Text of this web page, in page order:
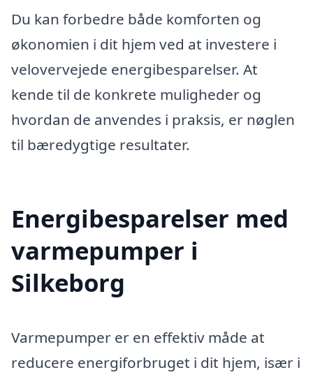
Du kan forbedre både komforten og
økonomien i dit hjem ved at investere i
velovervejede energibesparelser. At
kende til de konkrete muligheder og
hvordan de anvendes i praksis, er nøglen
til bæredygtige resultater.
Energibesparelser med
varmepumper i
Silkeborg
Varmepumper er en effektiv måde at
reducere energiforbruget i dit hjem, især i